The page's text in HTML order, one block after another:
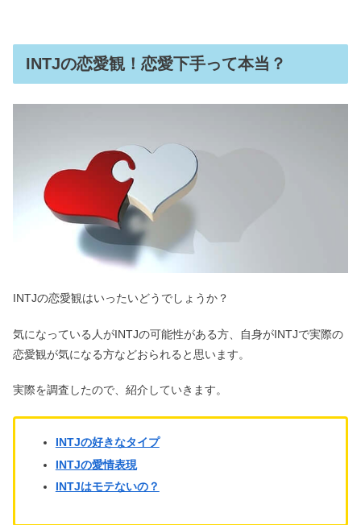
INTJの恋愛観！恋愛下手って本当？
INTJの恋愛観はいったいどうでしょうか？
気になっている人がINTJの可能性がある方、自身がINTJで実際の
恋愛観が気になる方などおられると思います。
実際を調査したので、紹介していきます。
INTJの好きなタイプ
INTJの愛情表現
INTJはモテないの？